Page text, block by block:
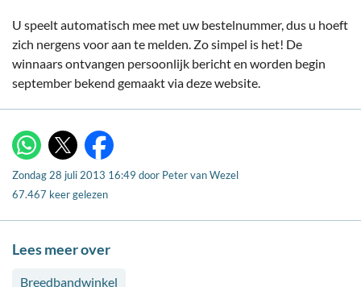
U speelt automatisch mee met uw bestelnummer, dus u hoeft
zich nergens voor aan te melden. Zo simpel is het! De
winnaars ontvangen persoonlijk bericht en worden begin
september bekend gemaakt via deze website.
WhatsApp
X Facebook
Zondag 28 juli 2013 16:49 door Peter van Wezel
67.467 keer gelezen
Lees meer over
Breedbandwinkel